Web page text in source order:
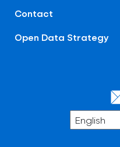
Contact
Open Data Strategy